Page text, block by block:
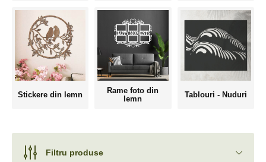
Stickere din lemn
Rame foto din
lemn
Tablouri - Nuduri
Filtru produse